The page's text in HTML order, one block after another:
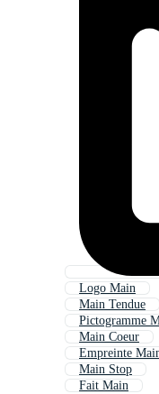
Logo Main
Main Tendue
Pictogramme
Main Coeur
Empreinte
Main Stop
Fait Main